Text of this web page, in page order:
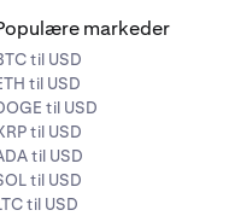
markeder
til USD
til USD
til USD
til USD
til USD
til USD
til USD